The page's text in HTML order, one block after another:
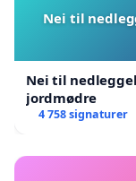
Nei til
Nei til
jordmødre
4 758 signaturer